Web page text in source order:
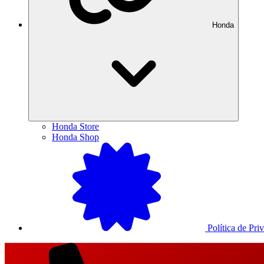
Honda
Honda Store
Honda Shop
Política de